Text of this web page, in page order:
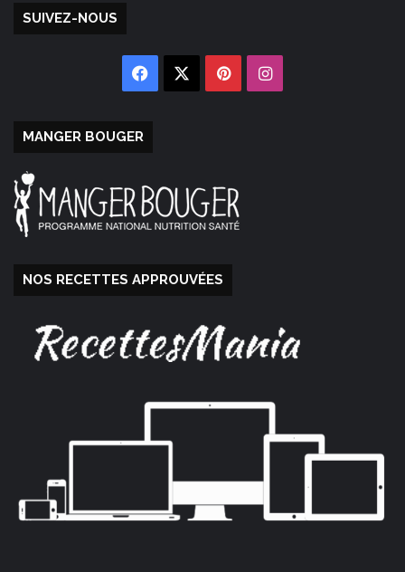
SUIVEZ-NOUS
Facebook PinterestInstagram
MANGER BOUGER
NOS RECETTES APPROUVÉES